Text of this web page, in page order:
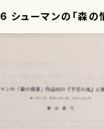
ューマンの「森の